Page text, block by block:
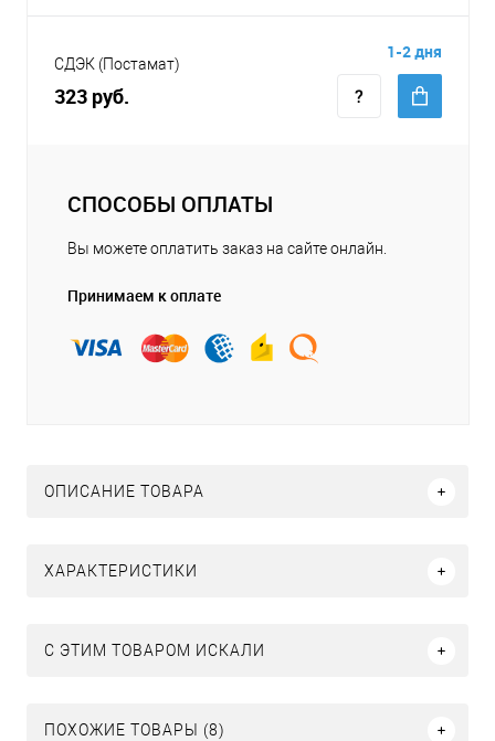
СДЭК (Постамат)
323 руб.
1-2 дня
СПОСОБЫ ОПЛАТЫ
Вы можете оплатить заказ на сайте онлайн.
Принимаем к оплате
ОПИСАНИЕ ТОВАРА
ХАРАКТЕРИСТИКИ
C ЭТИМ ТОВАРОМ ИСКАЛИ
ПОХОЖИЕ ТОВАРЫ (8)